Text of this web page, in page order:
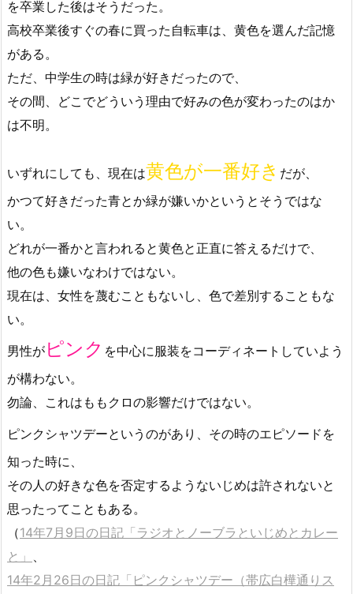
を卒業した後はそうだった。
高校卒業後すぐの春に買った自転車は、黄色を選んだ記憶
がある。
ただ、中学生の時は緑が好きだったので、
その間、どこでどういう理由で好みの色が変わったのはか
は不明。
いずれにしても、現在は黄色が一番好き だが、
かつて好きだった青とか緑が嫌いかというとそうではな
い。
どれが一番かと言われると黄色と正直に答えるだけで、
他の色も嫌いなわけではない。
現在は、女性を蔑むこともないし、色で差別することもな
い。
男性が ピンク を中心に服装をコーディネートしていよう
が構わない。
勿論、これはももクロの影響だけではない。
ピンクシャツデーというのがあり、その時のエピソードを
知った時に、
その人の好きな色を否定するようないじめは許されないと
思ったってこともある。
（14年7月9日の日記「ラジオとノーブラといじめとカレー
と」
14年2月26日の日記「ピンクシャツデー（帯広白樺通りス